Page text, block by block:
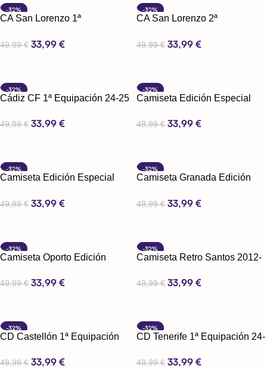
-32%
CA San Lorenzo 1ª
49,99€ 33,99 €
-32%
CA San Lorenzo 2ª
49,99€ 33,99 €
-32%
Cádiz CF 1ª Equipación 24-25
49,99€ 33,99 €
-32%
Camiseta Edición Especial
49,99€ 33,99 €
-32%
Camiseta Edición Especial
49,99€ 33,99 €
-32%
Camiseta Granada Edición
49,99€ 33,99 €
-32%
Camiseta Oporto Edición
49,99€ 33,99 €
-32%
Camiseta Retro Santos 2012-
49,99€ 33,99 €
-32%
CD Castellón 1ª Equipación
49,99€ 33,99 €
-32%
CD Tenerife 1ª Equipación 24-
49,99€ 33,99 €